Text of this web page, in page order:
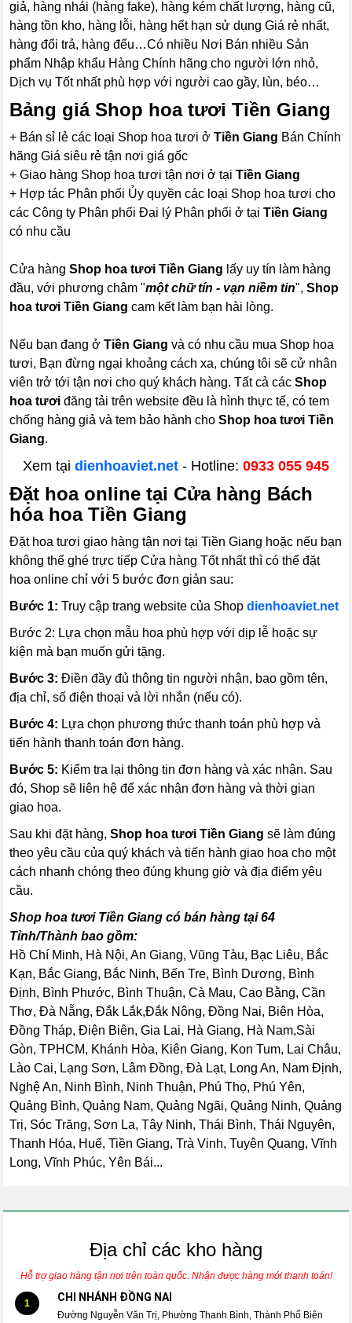
giả, hàng nhái (hàng fake), hàng kém chất lượng, hàng cũ,
hàng tồn kho, hàng lỗi, hàng hết hạn sử dụng Giá rẻ nhất,
hàng đổi trả, hàng đểu…Có nhiều Nơi Bán nhiều Sản
phẩm Nhập khẩu Hàng Chính hãng cho người lớn nhỏ,
Dịch vụ Tốt nhất phù hợp với người cao gầy, lùn, béo…
Bảng giá Shop hoa tươi Tiền Giang
+ Bán sỉ lẻ các loại Shop hoa tươi ởTiền Giang Bán Chính
hãng Giá siêu rẻ tận nơi giá gốc
+ Giao hàng Shop hoa tươi tận nơi ở tạiTiền Giang
+ Hợp tác Phân phối Ủy quyền các loại Shop hoa tươi cho
các Công ty Phân phối Đại lý Phân phối ở tạiTiền Giang
có nhu cầu
Cửa hàngShop hoa tươi Tiền Giang lấy uy tín làm hàng
đầu, với phương châm "một chữ tín - vạn niềm tin",Shop
hoa tươi Tiền Giang cam kết làm bạn hài lòng.
Nếu bạn đang ởTiền Giang và có nhu cầu mua Shop hoa
tươi, Bạn đừng ngại khoảng cách xa, chúng tôi sẽ cử nhân
viên trở tới tận nơi cho quý khách hàng. Tất cả cácShop
hoa tươi đăng tải trên website đều là hình thực tế, có tem
chống hàng giả và tem bảo hành choShop hoa tươi Tiền
Giang.
Xem tại dienhoaviet.net - Hotline: 0933 055 945
Đặt hoa online tại Cửa hàng Bách
hóa hoa Tiền Giang
Đặt hoa tươi giao hàng tận nơi tại Tiền Giang hoặc nếu bạn
không thể ghé trực tiếp Cửa hàng Tốt nhất thì có thể đặt
hoa online chỉ với 5 bước đơn giản sau:
Bước 1:Truy cập trang website của Shop dienhoaviet.net
Bước 2: Lựa chọn mẫu hoa phù hợp với dịp lễ hoặc sự
kiện mà bạn muốn gửi tặng.
Bước 3: Điền đầy đủ thông tin người nhận, bao gồm tên,
địa chỉ, số điện thoại và lời nhắn (nếu có).
Bước 4: Lựa chọn phương thức thanh toán phù hợp và
tiến hành thanh toán đơn hàng.
Bước 5: Kiểm tra lại thông tin đơn hàng và xác nhận. Sau
đó, Shop sẽ liên hệ để xác nhận đơn hàng và thời gian
giao hoa.
Sau khi đặt hàng,Shop hoa tươi Tiền Giang sẽ làm đúng
theo yêu cầu của quý khách và tiến hành giao hoa cho một
cách nhanh chóng theo đúng khung giờ và địa điểm yêu
cầu.
Shop hoa tươi Tiền Giang có bán hàng tại 64
Tỉnh/Thành bao gồm:
Hồ Chí Minh, Hà Nội, An Giang, Vũng Tàu, Bạc Liêu, Bắc
Kạn, Bắc Giang, Bắc Ninh, Bến Tre, Bình Dương, Bình
Định, Bình Phước, Bình Thuận, Cà Mau, Cao Bằng, Cần
Thơ, Đà Nẵng, Đắk Lắk,Đắk Nông, Đồng Nai, Biên Hòa,
Đồng Tháp, Điện Biên, Gia Lai, Hà Giang, Hà Nam,Sài
Gòn, TPHCM, Khánh Hòa, Kiên Giang, Kon Tum, Lai Châu,
Lào Cai, Lạng Sơn, Lâm Đồng, Đà Lạt, Long An, Nam Định,
Nghệ An, Ninh Bình, Ninh Thuận, Phú Thọ, Phú Yên,
Quảng Bình, Quảng Nam, Quảng Ngãi, Quảng Ninh, Quảng
Trị, Sóc Trăng, Sơn La, Tây Ninh, Thái Bình, Thái Nguyên,
Thanh Hóa, Huế, Tiền Giang, Trà Vinh, Tuyên Quang, Vĩnh
Long, Vĩnh Phúc, Yên Bái...
Địa chỉ các kho hàng
Hỗ trợ giao hàng tận nơi trên toàn quốc. Nhận được hàng mới thanh toán!
1 CHI NHÁNH ĐỒNG NAI
Đường Nguyễn Văn Trị, Phường Thanh Bình, Thành Phố Biên